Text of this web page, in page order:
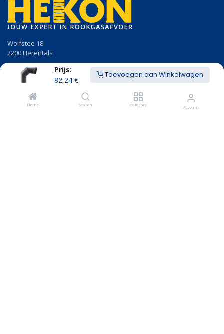
Prijs:
82,24€
Toevoegen aan Winkelwagen
Home Search Category Account
Wolfstee 18
2200 Herentals
014/23.50.41
info@hekon.be
BTW BE 0456.631.656